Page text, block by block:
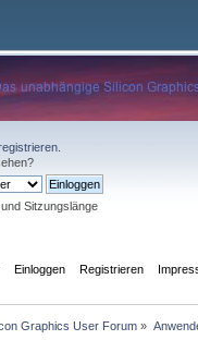
Sitzungslänge
Einloggen Registrieren
Graphics User Forum »